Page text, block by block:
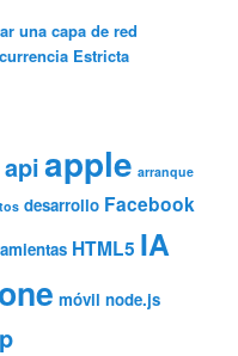
una capa de red
Estricta
apiapple arranque
desarrollo Facebook
HTML5 IA
móvil node.js